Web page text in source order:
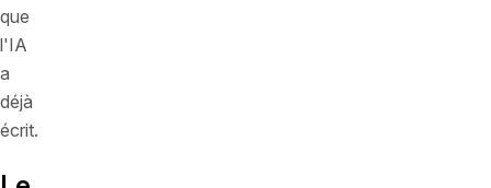
que
l'IA
a
déjà
écrit.